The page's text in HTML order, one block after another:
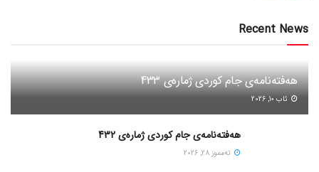
Recent News
هەفتەنامەی جام کوردی ژمارەی 433
ئاب 10, 2026
هەفتەنامەی جام کوردی ژمارەی 432
ته‌مموز 28, 2026